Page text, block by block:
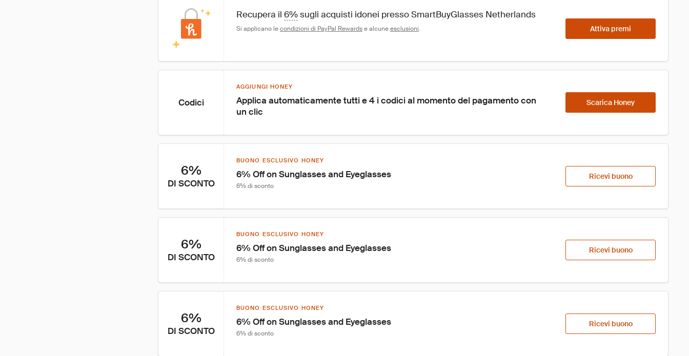
Recupera il 6% sugli acquisti idonei presso SmartBuyGlasses Netherlands
Si applicano le condizioni di PayPal Rewards e alcune esclusioni. Attiva premi
Codici
AGGIUNGI HONEY
Applica automaticamente tutti e 4 i codici al momento del pagamento con
un clic
Scarica Honey
6%
DI SCONTO
BUONO ESCLUSIVO HONEY
6% Off on Sunglasses and Eyeglasses
6% di sconto
Ricevi buono
6%
DI SCONTO
BUONO ESCLUSIVO HONEY
6% Off on Sunglasses and Eyeglasses
6% di sconto
Ricevi buono
6%
DI SCONTO
BUONO ESCLUSIVO HONEY
6% Off on Sunglasses and Eyeglasses
6% di sconto
Ricevi buono